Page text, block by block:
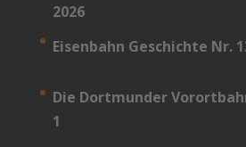
2026
Eisenbahn Geschichte Nr.
Die Dortmunder
1